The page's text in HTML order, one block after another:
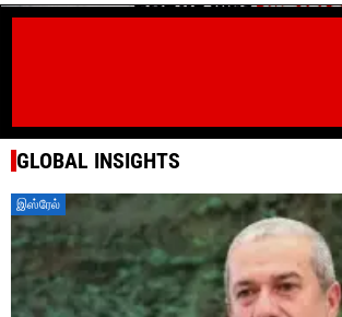
Celebrating
Purim in 2021
GLOBAL INSIGHTS
இஸ்ரேல்